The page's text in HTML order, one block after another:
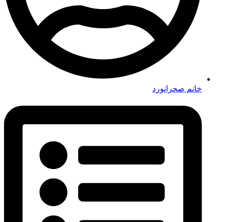
خانم صحرانورد